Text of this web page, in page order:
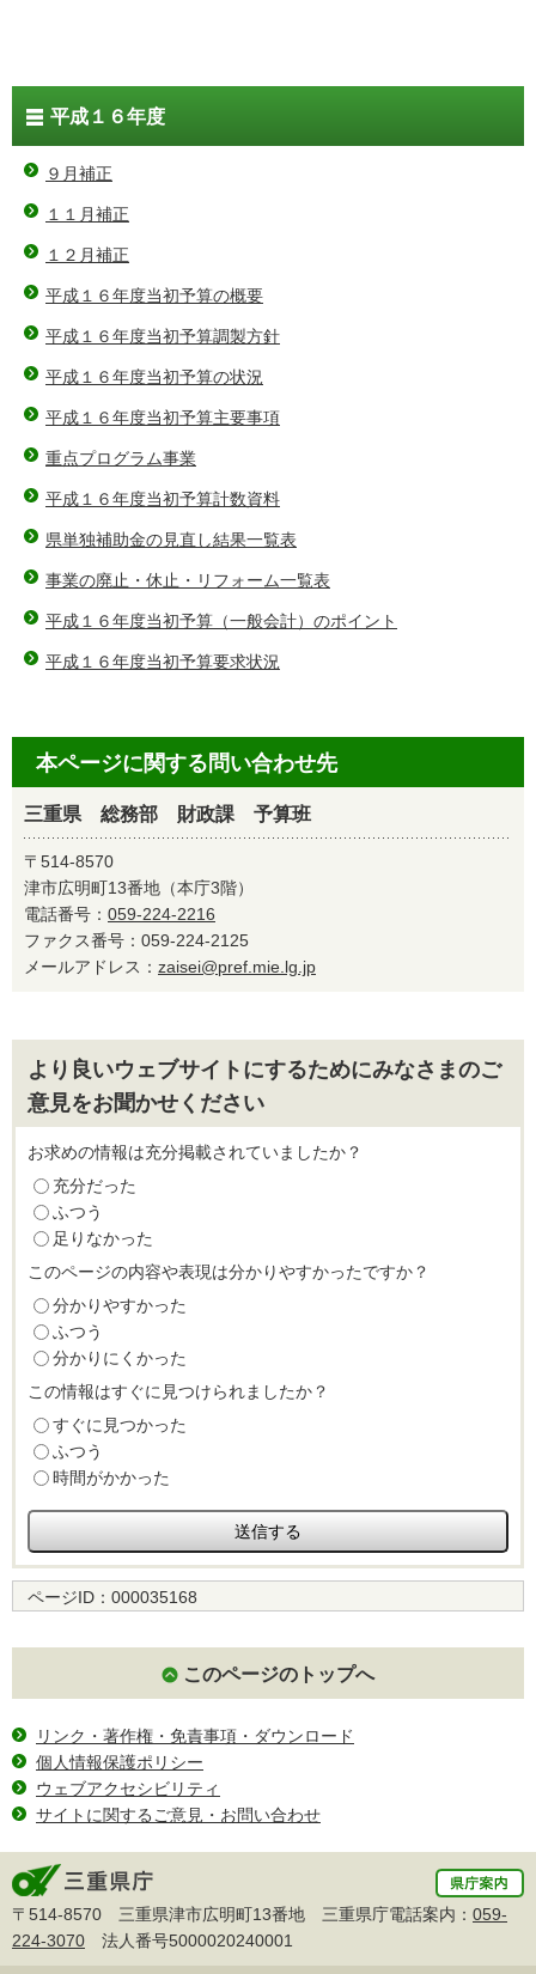
平成１６年度
９月補正
１１月補正
１２月補正
平成１６年度当初予算の概要
平成１６年度当初予算調製方針
平成１６年度当初予算の状況
平成１６年度当初予算主要事項
重点プログラム事業
平成１６年度当初予算計数資料
県単独補助金の見直し結果一覧表
事業の廃止・休止・リフォーム一覧表
平成１６年度当初予算（一般会計）のポイント
平成１６年度当初予算要求状況
本ページに関する問い合わせ先
三重県 総務部 財政課 予算班
〒514-8570
津市広明町13番地（本庁3階）
電話番号： 059-224-2216
ファクス番号：059-224-2125
メールアドレス： zaisei@pref.mie.lg.jp
より良いウェブサイトにするためにみなさまのご
意見をお聞かせください
お求めの情報は充分掲載されていましたか？
充分だった
ふつう
足りなかった
このページの内容や表現は分かりやすかったですか？
分かりやすかった
ふつう
分かりにくかった
この情報はすぐに見つけられましたか？
すぐに見つかった
ふつう
時間がかかった
ページID： 000035168
このページのトップへ
リンク・著作権・免責事項・ダウンロード
個人情報保護ポリシー
ウェブアクセシビリティ
サイトに関するご意見・お問い合わせ
〒514-8570 三重県津市広明町13番地 三重県庁電話案内： 059-
224-3070 法人番号5000020240001